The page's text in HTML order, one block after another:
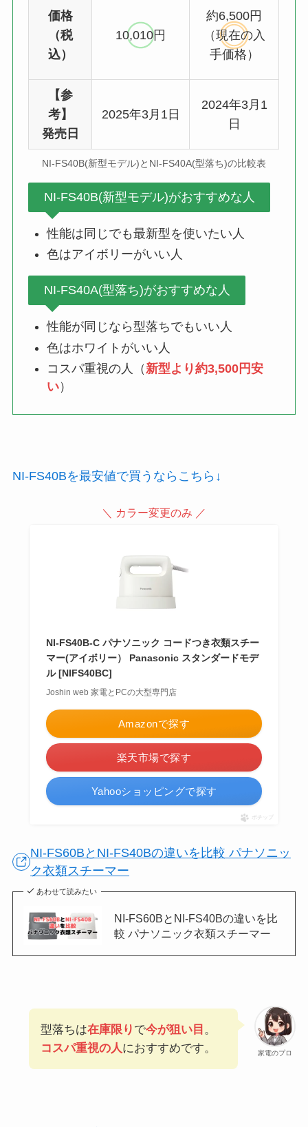
価格
（税
込）
10,010円
約6,500円
（現在の入
手価格）
【参
考】
発売日
2025年3月1日
2024年3月1
日
NI-FS40B(新型モデル)とNI-FS40A(型落ち)の比較表
NI-FS40B(新型モデル)がおすすめな人
性能は同じでも最新型を使いたい人
色はアイボリーがいい人
NI-FS40A(型落ち)がおすすめな人
性能が同じなら型落ちでもいい人
色はホワイトがいい人
コスパ重視の人（新型より約3,500円安
い）
NI-FS40Bを最安値で買うならこちら↓
＼ カラー変更のみ ／
NI-FS40B-C パナソニック コードつき衣類スチー
マー(アイボリー） Panasonic スタンダードモデ
ル [NIFS40BC]
Joshin web 家電とPCの大型専門店
Amazonで探す
楽天市場で探す
Yahooショッピングで探す
ポチップ
NI-FS60BとNI-FS40Bの違いを比較 パナソニッ
ク衣類スチーマー
あわせて読みたい
NI-FS60BとNI-FS40Bの違いを比
較 パナソニック衣類スチーマー
家電のプロ
型落ちは在庫限り で今が狙い目 。
コスパ重視の人におすすめです。